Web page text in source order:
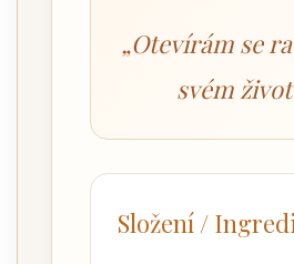
„Otevírám se
svém
Složení /